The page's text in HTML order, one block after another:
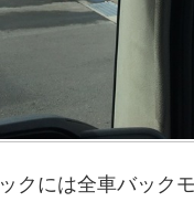
クには全車バック